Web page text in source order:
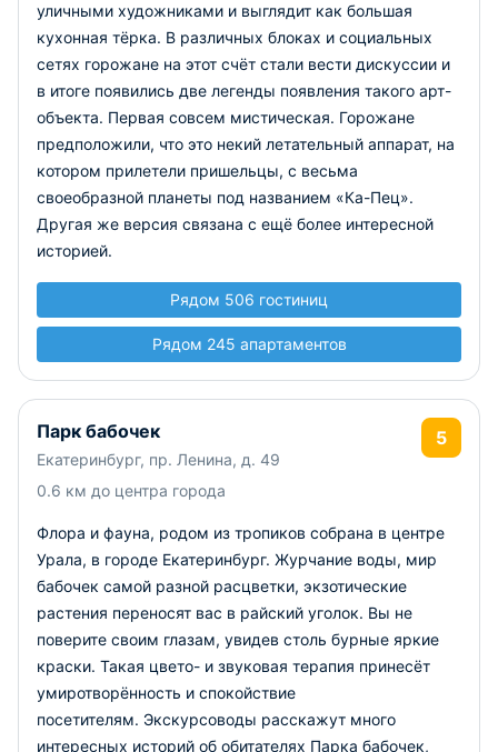
уличными художниками и выглядит как большая
кухонная тёрка. В различных блоках и социальных
сетях горожане на этот счёт стали вести дискуссии и
в итоге появились две легенды появления такого арт-
объекта. Первая совсем мистическая. Горожане
предположили, что это некий летательный аппарат, на
котором прилетели пришельцы, с весьма
своеобразной планеты под названием «Ка-Пец».
Другая же версия связана с ещё более интересной
историей.
Рядом 506 гостиниц
Рядом 245 апартаментов
Парк бабочек
Екатеринбург, пр. Ленина, д. 49
0.6 км до центра города
5
Флора и фауна, родом из тропиков собрана в центре
Урала, в городе Екатеринбург. Журчание воды, мир
бабочек самой разной расцветки, экзотические
растения переносят вас в райский уголок. Вы не
поверите своим глазам, увидев столь бурные яркие
краски. Такая цвето- и звуковая терапия принесёт
умиротворённость и спокойствие
посетителям. Экскурсоводы расскажут много
интересных историй об обитателях Парка бабочек,